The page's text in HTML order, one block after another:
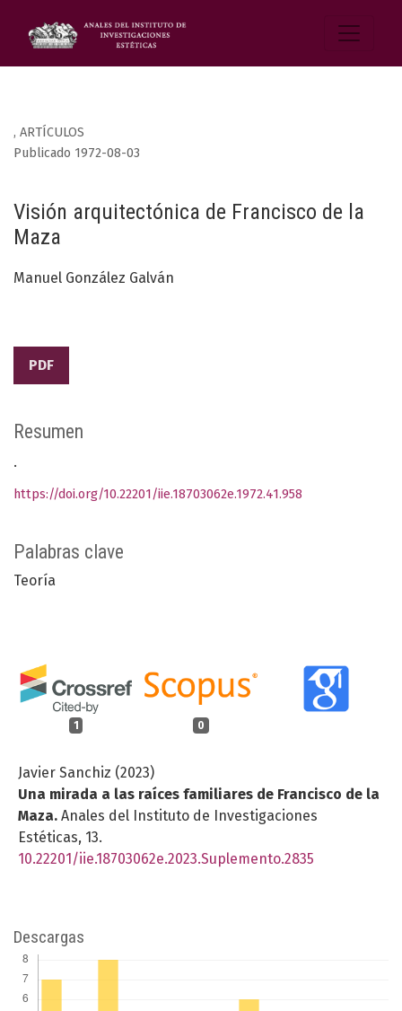
, ARTÍCULOS
Visión arquitectónica de Francisco de la
Maza
Publicado 1972-08-03
Manuel González Galván
PDF
Palabras clave
Teoría
1 0
Javier Sanchiz (2023)
Una mirada a las raíces familiares de Francisco de la
Maza. Anales del Instituto de Investigaciones
Estéticas, 13.
10.22201/iie.18703062e.2023.Suplemento.2835
Resumen
.
https://doi.org/10.22201/iie.18703062e.1972.41.958
Descargas